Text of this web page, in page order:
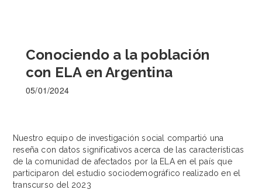
Conociendo a la población
con ELA en Argentina
05/01/2024
Nuestro equipo de investigación social compartió una
reseña con datos significativos acerca de las características
de la comunidad de afectados por la ELA en el país que
participaron del estudio sociodemográfico realizado en el
transcurso del 2023